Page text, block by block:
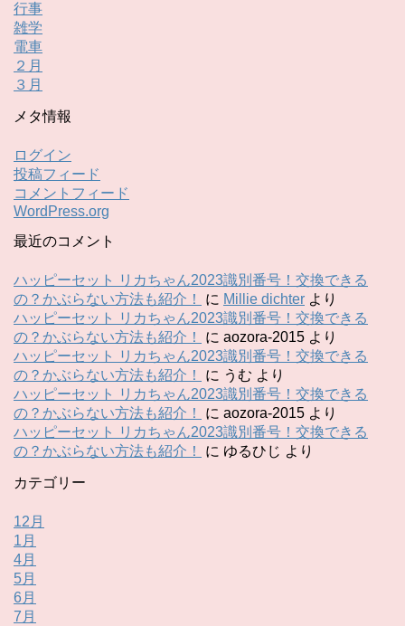
行事
雑学
電車
２月
３月
メタ情報
ログイン
投稿フィード
コメントフィード
WordPress.org
最近のコメント
ハッピーセット リカちゃん2023識別番号！交換できる
の？かぶらない方法も紹介！
に Millie dichter より
ハッピーセット リカちゃん2023識別番号！交換できる
の？かぶらない方法も紹介！
に aozora-2015 より
ハッピーセット リカちゃん2023識別番号！交換できる
の？かぶらない方法も紹介！
に うむ より
ハッピーセット リカちゃん2023識別番号！交換できる
の？かぶらない方法も紹介！
に aozora-2015 より
ハッピーセット リカちゃん2023識別番号！交換できる
の？かぶらない方法も紹介！
に ゆるひじ より
カテゴリー
12月
1月
4月
5月
6月
7月